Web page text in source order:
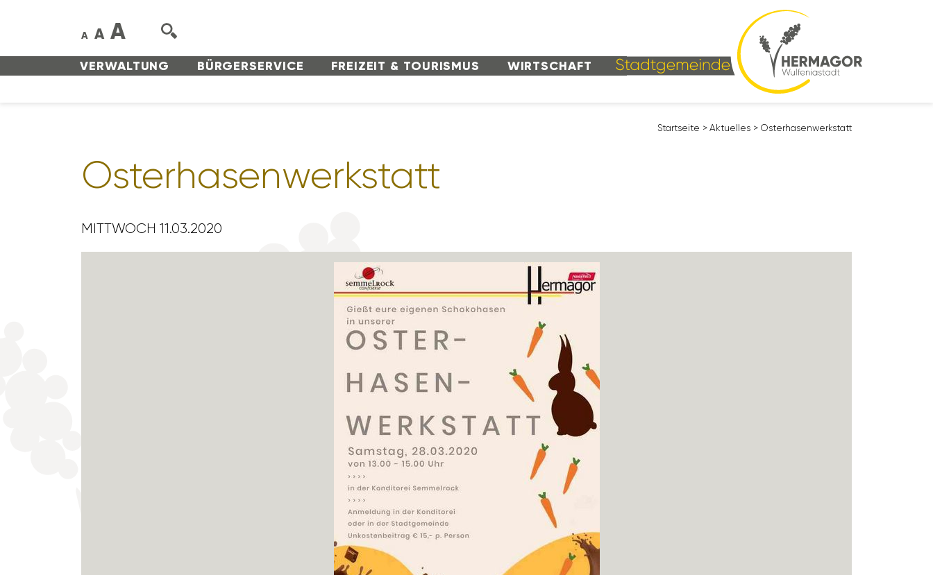
VERWAL­TUNG BÜRGER­SERVICE FREI­ZEIT & TOURISMUS WIRT­SCHAFT
A A A
Start­seite > Aktu­elles > Oster­ha­sen­werk­statt
Oster­ha­sen­werk­statt
MITTWOCH 11.03.2020